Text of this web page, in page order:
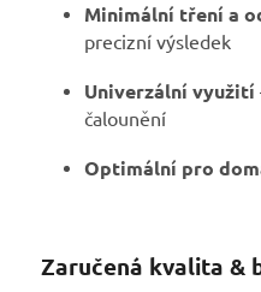
Minimální tření a
precizní výsledek
Univerzální využití
čalounění
Optimální pro
Zaručená kvalita &